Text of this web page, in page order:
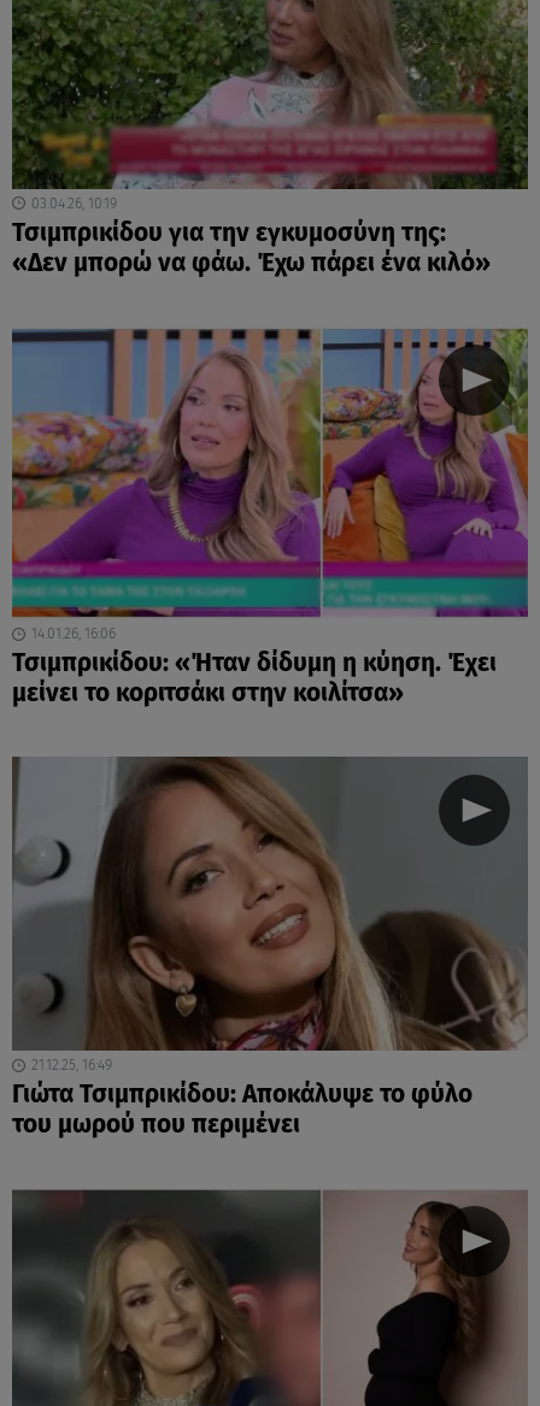
03.04.26, 10:19
Τσιμπρικίδου για την εγκυμοσύνη της:
«Δεν μπορώ να φάω. Έχω πάρει ένα κιλό»
14.01.26, 16:06
Τσιμπρικίδου: «Ήταν δίδυμη η κύηση. Έχει
μείνει το κοριτσάκι στην κοιλίτσα»
21.12.25, 16:49
Γιώτα Τσιμπρικίδου: Αποκάλυψε το φύλο
του μωρού που περιμένει